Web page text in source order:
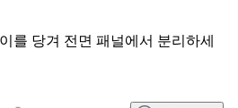
를 당겨 전면 패널에서 분리하세